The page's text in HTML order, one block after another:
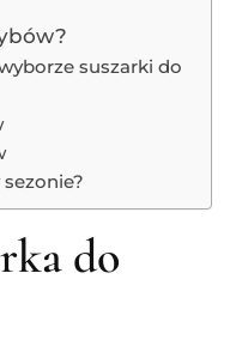
suszarki do
do